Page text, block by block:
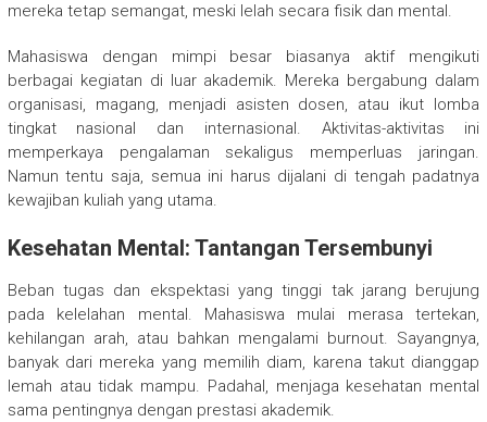
mereka tetap semangat, meski lelah secara fisik dan mental.
Mahasiswa dengan mimpi besar biasanya aktif mengikuti
berbagai kegiatan di luar akademik. Mereka bergabung dalam
organisasi, magang, menjadi asisten dosen, atau ikut lomba
tingkat nasional dan internasional. Aktivitas-aktivitas ini
memperkaya pengalaman sekaligus memperluas jaringan.
Namun tentu saja, semua ini harus dijalani di tengah padatnya
kewajiban kuliah yang utama.
Kesehatan Mental: Tantangan Tersembunyi
Beban tugas dan ekspektasi yang tinggi tak jarang berujung
pada kelelahan mental. Mahasiswa mulai merasa tertekan,
kehilangan arah, atau bahkan mengalami burnout. Sayangnya,
banyak dari mereka yang memilih diam, karena takut dianggap
lemah atau tidak mampu. Padahal, menjaga kesehatan mental
sama pentingnya dengan prestasi akademik.